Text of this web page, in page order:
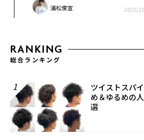
浦松俊宣 2025/
RANKING
総合ランキング
1
ツイストスパ
め＆ゆるめの
選